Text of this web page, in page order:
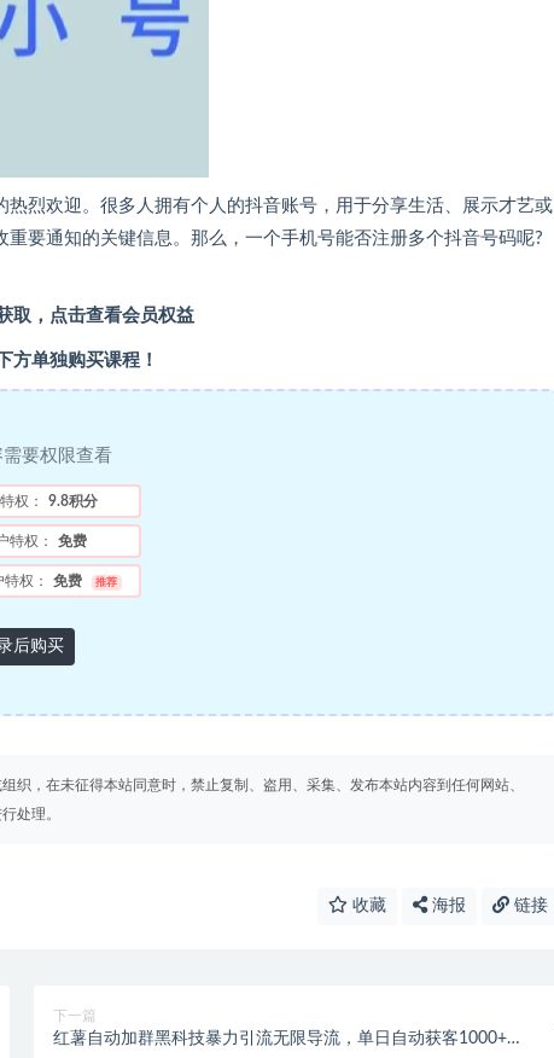
烈欢迎。很多人拥有个人的抖音账号，用于分享生活、展示才艺或
要通知的关键信息。那么，一个手机号能否注册多个抖音号码呢?
取，点击查看会员权益
方单独购买课程！
需要权限查看
权： 9.8积分
特权： 免费
权： 免费 推荐
后购买
织，在未征得本站同意时，禁止复制、盗用、采集、发布本站内容到任何网站、
处理。
收藏 海报 链接
下一篇
红薯自动加群黑科技暴力引流无限导流，单日自动获客1000+